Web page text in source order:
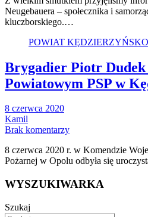
Neugebauera – społecznika i
kluczborskiego.…
POWIAT
Brygadier Piotr Dudek
Powiatowym PSP w
8 czerwca 2020
Kamil
Brak komentarzy
8 czerwca 2020 r. w Komendzie
Pożarnej w Opolu odbyła się
WYSZUKIWARKA
Szukaj